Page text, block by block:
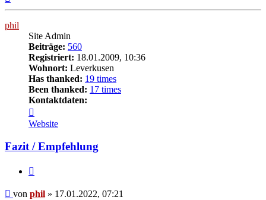
phil
Site Admin
Beiträge: 560
Registriert: 18.01.2009, 10:36
Wohnort: Leverkusen
Has thanked: 19 times
Been thanked: 17 times
Kontaktdaten:
von
phil
Website
Fazit / Empfehlung
Beitrag
von phil » 17.01.2022, 07:21